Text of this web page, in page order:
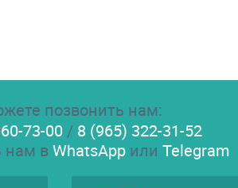
позвонить нам:
73-00 / 8 (965) 322-31-52
нам вWhatsAppили Telegram